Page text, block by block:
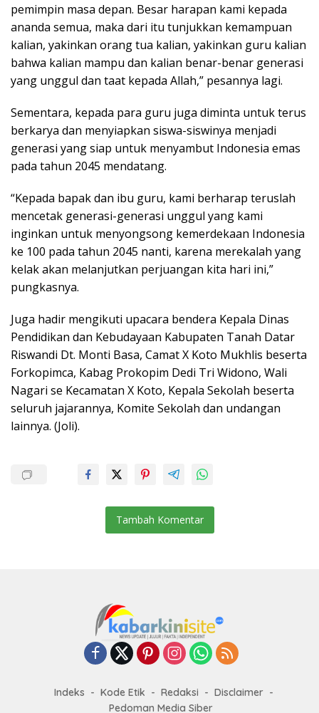
pemimpin masa depan. Besar harapan kami kepada
ananda semua, maka dari itu tunjukkan kemampuan
kalian, yakinkan orang tua kalian, yakinkan guru kalian
bahwa kalian mampu dan kalian benar-benar generasi
yang unggul dan taat kepada Allah,” pesannya lagi.
Sementara, kepada para guru juga diminta untuk terus
berkarya dan menyiapkan siswa-siswinya menjadi
generasi yang siap untuk menyambut Indonesia emas
pada tahun 2045 mendatang.
“Kepada bapak dan ibu guru, kami berharap teruslah
mencetak generasi-generasi unggul yang kami
inginkan untuk menyongsong kemerdekaan Indonesia
ke 100 pada tahun 2045 nanti, karena merekalah yang
kelak akan melanjutkan perjuangan kita hari ini,”
pungkasnya.
Juga hadir mengikuti upacara bendera Kepala Dinas
Pendidikan dan Kebudayaan Kabupaten Tanah Datar
Riswandi Dt. Monti Basa, Camat X Koto Mukhlis beserta
Forkopimca, Kabag Prokopim Dedi Tri Widono, Wali
Nagari se Kecamatan X Koto, Kepala Sekolah beserta
seluruh jajarannya, Komite Sekolah dan undangan
lainnya. (Joli).
Tambah Komentar
Indeks Kode Etik Redaksi
Disclaimer
Pedoman Media Siber